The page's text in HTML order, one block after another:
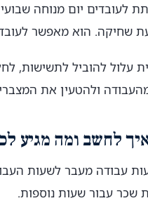
שחיקה. הוא מאפשר
עלול להוביל לתשישות,
ולהטעין את
לחשב ומה מגיע
עבודה מעבר לשעות
שכר עבור שעות נוספות.